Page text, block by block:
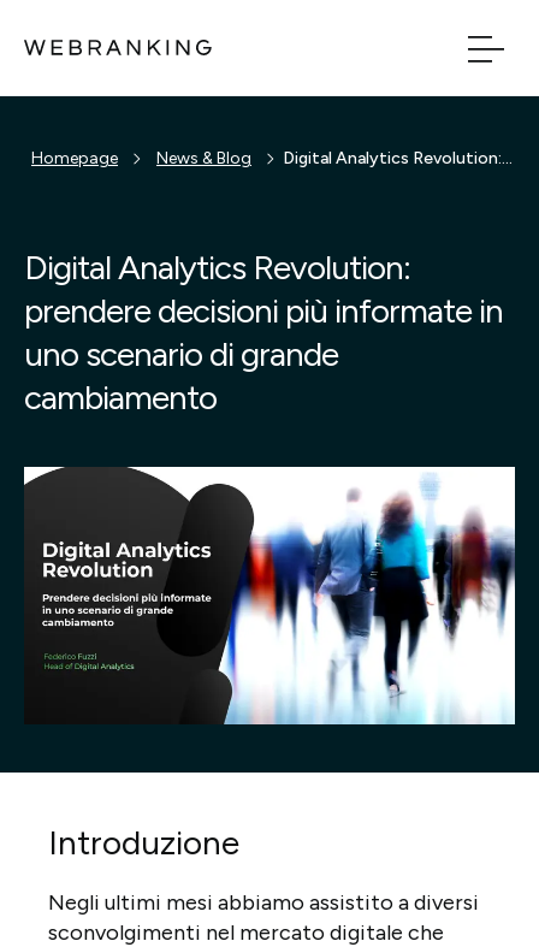
Build
Bridge
Tech
Chi Siamo
Progetti
Homepage News & Blog Digital Analytics Revolution: prendere decisioni più informate in uno scenario di grande cambiamento
Digital Analytics Revolution:
prendere decisioni più informate in
uno scenario di grande
cambiamento
Introduzione
Negli ultimi mesi abbiamo assistito a diversi
sconvolgimenti nel mercato digitale che